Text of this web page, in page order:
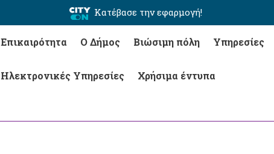
Κατέβασε την εφαρμογή!
Επικαιρότητα Ο Δήμος Βιώσιμη πόλη Υπηρεσίες
Ηλεκτρονικές Υπηρεσίες Χρήσιμα έντυπα